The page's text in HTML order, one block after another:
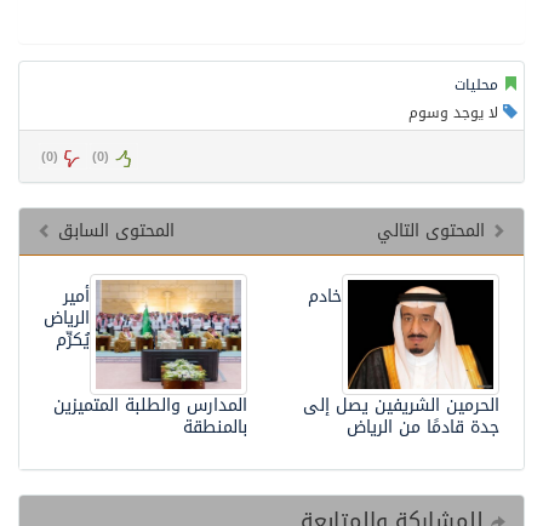
محليات
لا يوجد وسوم
(
0
) (
0
)
المحتوى السابق
المحتوى التالي
أمير
الرياض
يُكرِّم
المدارس والطلبة المتميزين
بالمنطقة
خادم
الحرمين الشريفين يصل إلى
جدة قادمًا من الرياض